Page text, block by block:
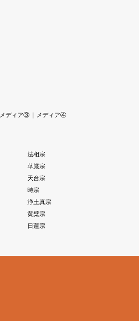
メディア③ メディア④
法相宗
華厳宗
天台宗
時宗
浄土真宗
黄檗宗
日蓮宗